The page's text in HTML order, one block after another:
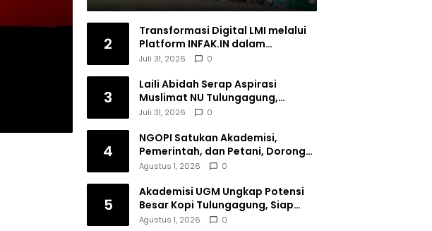
2
Transformasi Digital LMI melalui
Platform INFAK.IN dalam
Meningkatkan Penghimpunan
Juli 31, 2026 0
3
Laili Abidah Serap Aspirasi
Muslimat NU Tulungagung,
Dorong Penguatan Peran
Juli 31, 2026 0
4
NGOPI Satukan Akademisi,
Pemerintah, dan Petani, Dorong
Konservasi Hutan serta Daya
Agustus 1, 2026 0
5
Akademisi UGM Ungkap Potensi
Besar Kopi Tulungagung, Siap
Bersaing di Pasar Nasional hingga
Agustus 1, 2026 0